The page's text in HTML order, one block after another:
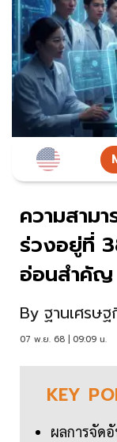
ความสาม
ร่วงอยู่ที่
อ่อนสำคัญ
By ฐานเศรษ
07 พ.ย. 68 | 09:09 น.
KEY
ผลการจัด